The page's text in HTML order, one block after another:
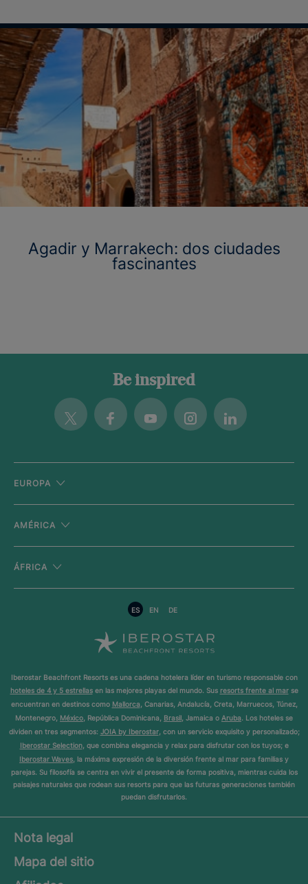
Agadir y Marrakech: dos ciudades
fascinantes
Be inspired
Twitter FacebookYoutubeInstagramLinkedin
EUROPA
AMÉRICA
ÁFRICA
ES EN DE
Iberostar Beachfront Resorts es una cadena hotelera líder en turismo responsable con
hoteles de 4 y 5 estrellasen las mejores playas del mundo. Sus resorts frente al marse
encuentran en destinos como Mallorca, Canarias, Andalucía, Creta, Marruecos, Túnez,
Montenegro, México, República Dominicana, Brasil, Jamaica o Aruba. Los hoteles se
dividen en tres segmentos: JOIA by Iberostar, con un servicio exquisito y personalizado;
Iberostar Selection, que combina elegancia y relax para disfrutar con los tuyos; e
Iberostar Waves, la máxima expresión de la diversión frente al mar para familias y
parejas. Su filosofía se centra en vivir el presente de forma positiva, mientras cuida los
paisajes naturales que rodean sus resorts para que las futuras generaciones también
puedan disfrutarlos.
Nota legal
Mapa del sitio